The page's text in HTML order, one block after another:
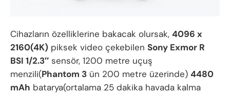
Cihazların özelliklerine bakacak olursak, 4096 x
2160(4K) piksek video çekebilen Sony Exmor R
BSI 1/2.3″ sensör, 1200 metre uçuş
menzili(Phantom 3 ün 200 metre üzerinde) 4480
mAh batarya(ortalama 25 dakika havada kalma